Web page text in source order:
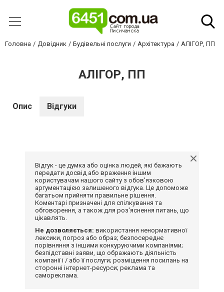
Головна Довідник Будівельні послуги Архітектура АЛІГОР, ПП
АЛІГОР, ПП
Опис Відгуки
Відгук - це думка або оцінка людей, які бажають
передати досвід або враження іншим
користувачам нашого сайту з обов'язковою
аргументацією залишеного відгука. Це допоможе
багатьом прийняти правильне рішення.
Коментарі призначені для спілкування та
обговорення, а також для роз'яснення питань, що
цікавлять.
Не дозволяється: використання ненормативної
лексики, погроз або образ; безпосереднє
порівняння з іншими конкуруючими компаніями;
безпідставні заяви, що ображають діяльність
компанії і / або її послуги; розміщення посилань на
сторонні інтернет-ресурси; реклама та
самореклама.